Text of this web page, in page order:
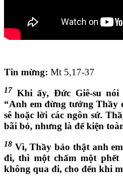
Tin mừng: Mt 5,17-37
17 Khi ấy, Đức Giê-su
“Anh em đừng tưởng Thầy
sê hoặc lời các ngôn sứ.
bãi bỏ, nhưng là để kiện
18 Vì, Thầy bảo thật anh
đi, thì một chấm một phết
không qua đi, cho đến khi